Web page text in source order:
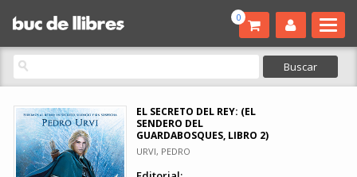
0
EL SECRETO DEL REY: (EL
SENDERO DEL
GUARDABOSQUES, LIBRO 2)
URVI, PEDRO